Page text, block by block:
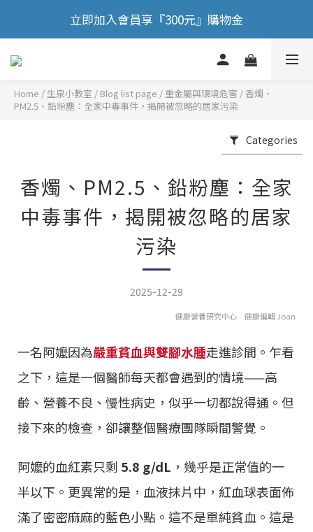
🎉 歡慶88節，滿額送膠原蛋白正貨！！
🎉 歡慶88節，滿額送膠原蛋白正貨！！
Home / Blog list page / 重金屬與環境危害 / 香燭、
PM2.5、鉛粉塵：全家中毒事件，揭開被忽略的居家污染
Categories
香燭、PM2.5、鉛粉塵：全家
中毒事件，揭開被忽略的居家
污染
2025-12-29
健康營養研究中心 健康編輯 Joan
一名阿嬤因為嚴重貧血與雙腳水腫走進診間。乍看
之下，這是一個醫師每天都會遇到的情境——高
齡、營養不良、慢性病史，似乎一切都說得通。但
接下來的檢查，卻讓整個醫療團隊瞬間警覺。
阿嬤的血紅素只剩 5.8 g/dL ，幾乎是正常值的一
半以下。更異常的是，血液抹片中，紅血球表面佈
滿了密密麻麻的藍色小點。這不是單純貧血。這是